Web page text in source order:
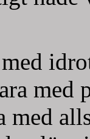
med
med